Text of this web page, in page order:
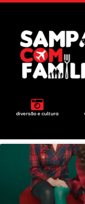
diversão e cultura